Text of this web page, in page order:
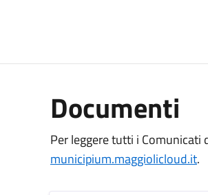
Documenti
Per leggere tutti i Comunicati
municipium.maggiolicloud.it.